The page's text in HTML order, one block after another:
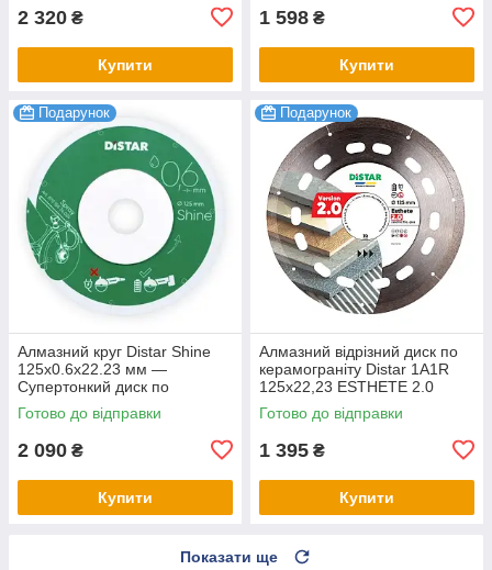
2 320 ₴
Купити
1 598 ₴
Купити
Подарунок
Алмазний круг Distar Shine
125x0.6x22.23 мм —
Супертонкий диск по
керамограніту та плитці для
чистого різу без сколів
Готово до відправки
2 090 ₴
Купити
Подарунок
Алмазний відрізний диск по
керамограніту Distar 1A1R
125x22,23 ESTHETE 2.0
Готово до відправки
1 395 ₴
Купити
Показати ще